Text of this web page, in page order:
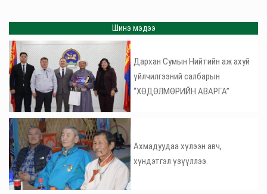
Шинэ мэдээ
Дархан Сумын Нийтийн аж ахуй
үйлчилгээний салбарын
“ХӨДӨЛМӨРИЙН АВАРГА”
Ахмадуудаа хүлээн авч,
хүндэтгэл үзүүллээ.